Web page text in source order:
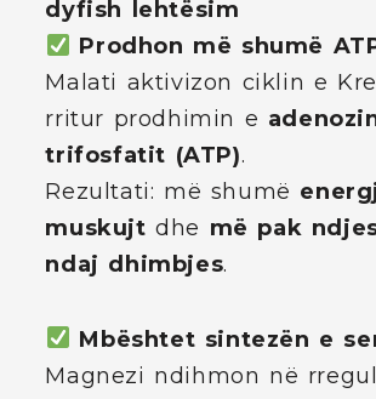
dyfish lehtësim
Prodhon më shumë
Malati aktivizon ciklin e
rritur prodhimin e
trifosfatit (ATP).
Rezultati: më shumë
muskujt dhe më pak
ndaj dhimbjes.
Mbështet sintezën e
Magnezi ndihmon në